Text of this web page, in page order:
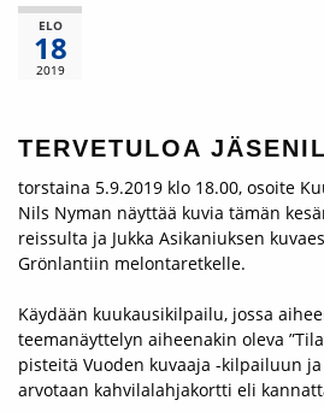
ELO
18
2019
TERVETULOA
torstaina 5.9.2019 klo 18.00, osoite
Nils Nyman näyttää kuvia tämän
reissulta ja Jukka Asikaniuksen
Grönlantiin melontaretkelle.
Käydään kuukausikilpailu, jossa
teemanäyttelyn aiheenakin oleva
pisteitä Vuoden kuvaaja -kilpailuun
arvotaan kahvilalahjakortti eli